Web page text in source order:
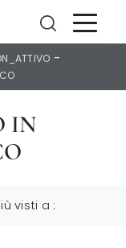
-
IN
visti a :